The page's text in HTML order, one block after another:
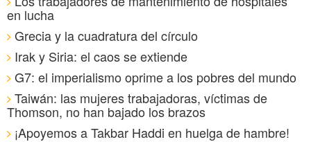
en lucha
Grecia y la cuadratura del círculo
Irak y Siria: el caos se extiende
G7: el imperialismo oprime a los pobres del mundo
Taiwán: las mujeres trabajadoras, víctimas de
Thomson, no han bajado los brazos
¡Apoyemos a Takbar Haddi en huelga de hambre!